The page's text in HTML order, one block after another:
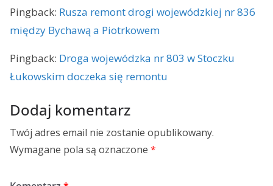
Pingback: Rusza remont drogi wojewódzkiej nr 836
między Bychawą a Piotrkowem
Pingback: Droga wojewódzka nr 803 w Stoczku
Łukowskim doczeka się remontu
Dodaj komentarz
Twój adres email nie zostanie opublikowany.
Wymagane pola są oznaczone *